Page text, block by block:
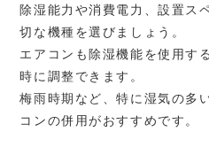
除湿能力や消費電力、設置ス
切な機種を選びましょう。
エアコンも除湿機能を使用す
時に調整できます。
梅雨時期など、特に湿気の多
コンの併用がおすすめです。